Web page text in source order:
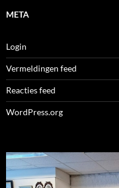
META
Login
Vermeldingen feed
Reacties feed
WordPress.org